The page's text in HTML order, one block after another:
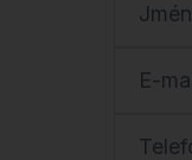
E-